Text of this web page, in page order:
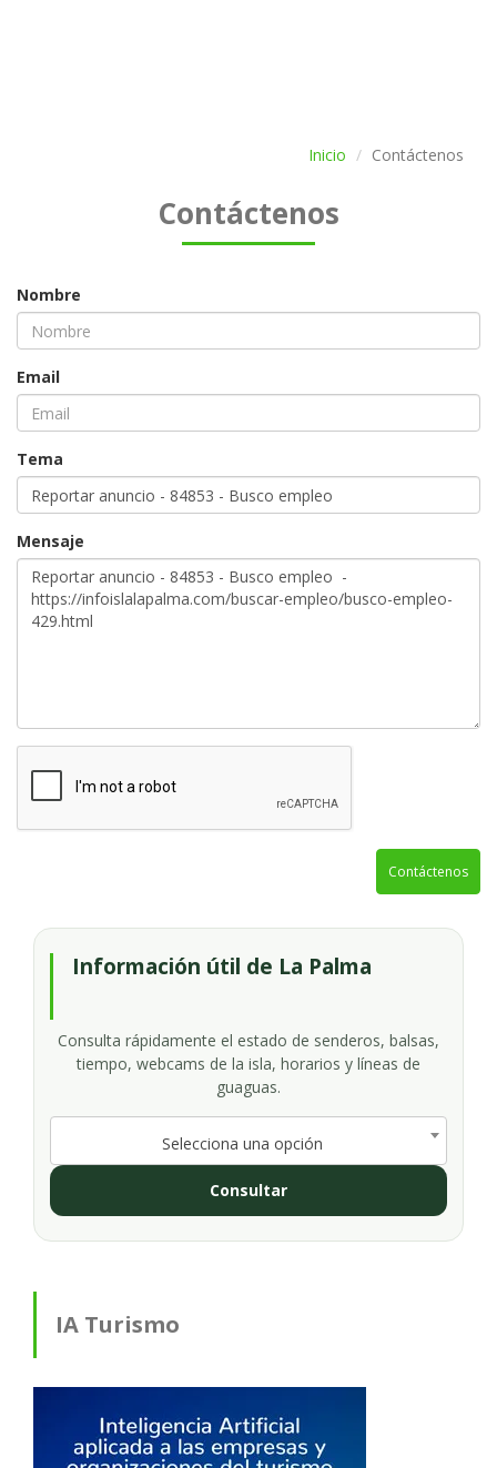
Inicio Contáctenos
Contáctenos
Nombre
Email
Tema
Mensaje
Contáctenos
Información útil de La Palma
Consulta rápidamente el estado de senderos, balsas,
tiempo, webcams de la isla, horarios y líneas de
guaguas.
Selecciona una opción
Consultar
IA Turismo